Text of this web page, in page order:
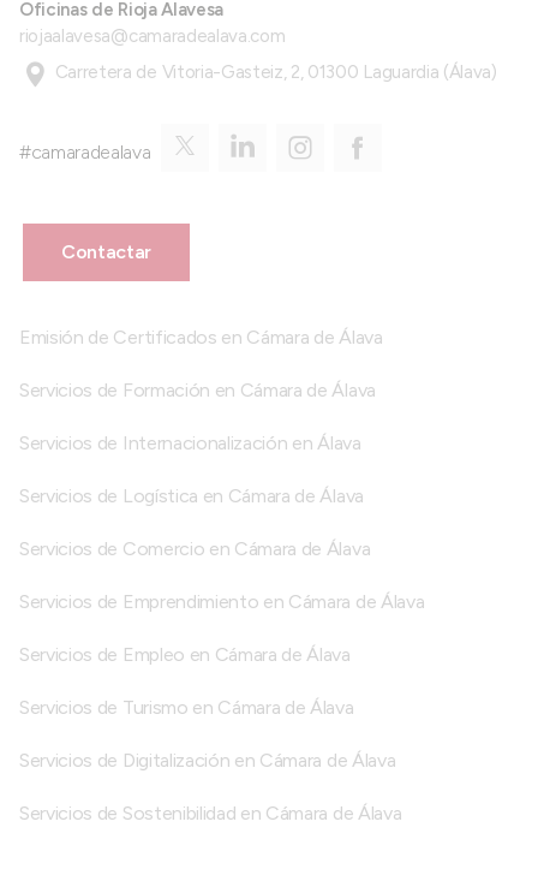
Oficinas de Rioja Alavesa
riojaalavesa@camaradealava.com
Carretera de Vitoria-Gasteiz, 2, 01300 Laguardia (Álava)
#camaradealava
Contactar
Emisión de Certificados en Cámara de Álava
Servicios de Formación en Cámara de Álava
Servicios de Internacionalización en Álava
Servicios de Logística en Cámara de Álava
Servicios de Comercio en Cámara de Álava
Servicios de Emprendimiento en Cámara de Álava
Servicios de Empleo en Cámara de Álava
Servicios de Turismo en Cámara de Álava
Servicios de Digitalización en Cámara de Álava
Servicios de Sostenibilidad en Cámara de Álava